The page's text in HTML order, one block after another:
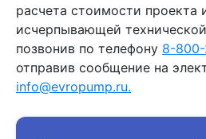
расчета стоимости проекта
исчерпывающей
позвонив по телефону 8-
отправив сообщение на
info@evropump.ru.